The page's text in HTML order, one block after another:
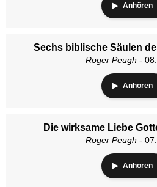
Anhören
Sechs biblische Säulen
Roger Peugh -
Anhören
Die wirksame Liebe
Roger Peugh -
Anhören